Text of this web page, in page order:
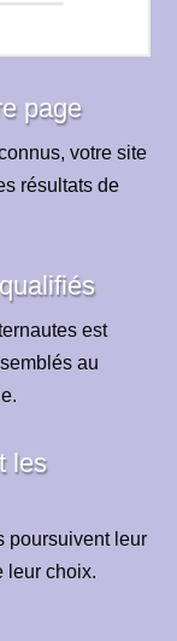
page
votre site
résultats de
est
au
les
poursuivent leur
leur choix.